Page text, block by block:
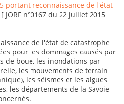
portant reconnaissance de l'état
[ JORF n°0167 du 22 juillet 2015
de l'état de catastrophe
pour les dommages causés par
de boue, les inondations par
les mouvements de terrain
les séismes et les algues
les départements de la Savoie